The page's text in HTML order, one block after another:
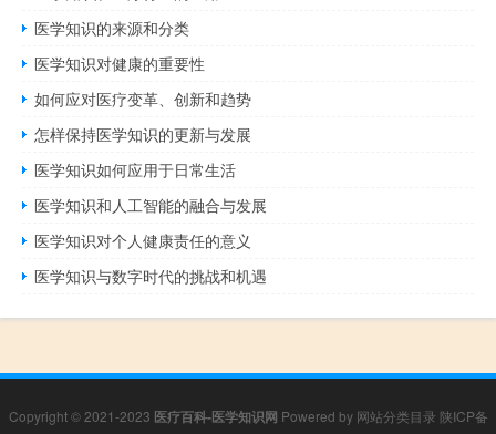
医学知识的来源和分类
医学知识对健康的重要性
如何应对医疗变革、创新和趋势
怎样保持医学知识的更新与发展
医学知识如何应用于日常生活
医学知识和人工智能的融合与发展
医学知识对个人健康责任的意义
医学知识与数字时代的挑战和机遇
Copyright © 2021-2023 医疗百科-医学知识网 Powered by 网站分类目录 陕ICP备